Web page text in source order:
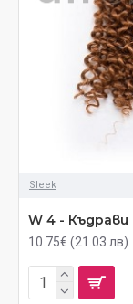
Sleek
W 4 -
10.75€ (21.03 лв)